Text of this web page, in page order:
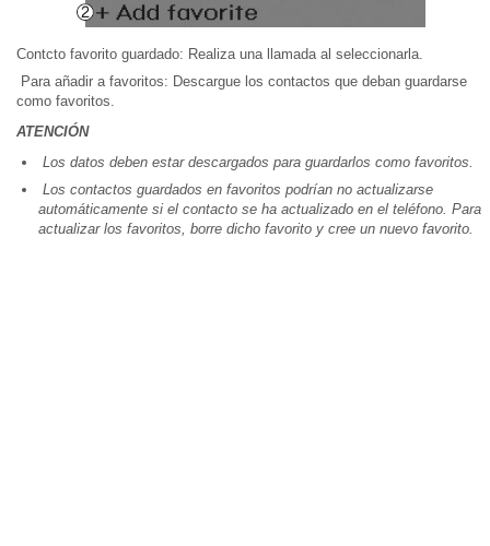
Contcto favorito guardado: Realiza una llamada al seleccionarla.
Para añadir a favoritos: Descargue los contactos que deban guardarse
como favoritos.
ATENCIÓN
Los datos deben estar descargados para guardarlos como favoritos.
Los contactos guardados en favoritos podrían no actualizarse
automáticamente si el contacto se ha actualizado en el teléfono. Para
actualizar los favoritos, borre dicho favorito y cree un nuevo favorito.